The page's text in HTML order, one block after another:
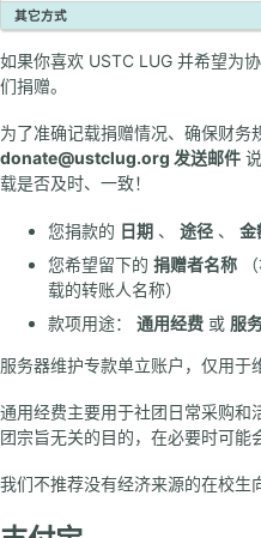
LUG 服务
开源镜像站
网络启动平台
LUG 活动
每周小聚
Linux 101
信息安全大赛
联系我们
LUG 负责人
其它方式
如果你喜欢 USTC LUG 并希望为
们捐赠。
为了准确记载捐赠情况、确保财务
donate@ustclug.org 发送邮件
载是否及时、一致！
您捐款的 日期 、 途径 、 金
您希望留下的 捐赠者名称
载的转账人名称）
款项用途： 通用经费 或 服
服务器维护专款单立账户，仅用于
通用经费主要用于社团日常采购和
团宗旨无关的目的，在必要时可能
我们不推荐没有经济来源的在校生